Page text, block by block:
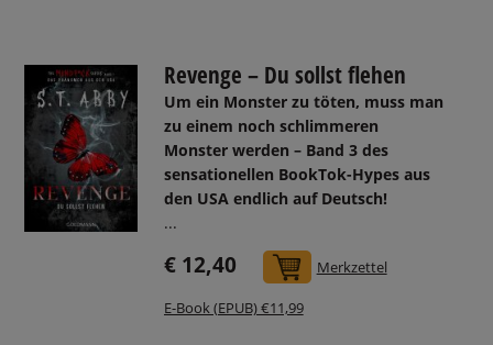
Revenge – Du sollst flehen
Um ein Monster zu töten, muss man
zu einem noch schlimmeren
Monster werden – Band 3 des
sensationellen BookTok-Hypes aus
den USA endlich auf Deutsch!
...
€ 12,40 In den Warenkorb
Merkzettel
E-Book (EPUB) €11,99